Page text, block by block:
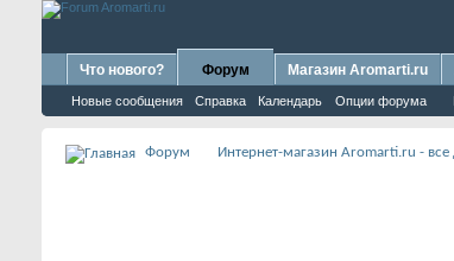
Что нового? Форум
Новые сообщения Справка Календарь Опции форума
Магазин Aromarti.ru
Форум Интернет-магазин Aromarti.ru -